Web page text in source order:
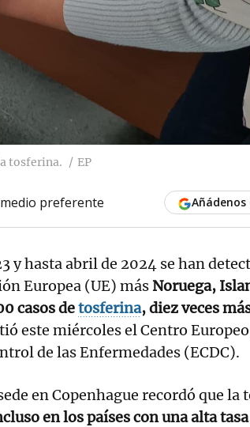
tosferina. EP
preferente Añádenos
y hasta abril de 2024 se han
Europea (UE) más Noruega,
casos detosferina, diez veces
este miércoles el Centro
de las Enfermedades (ECDC).
en Copenhague recordó que la
en los países con una alta